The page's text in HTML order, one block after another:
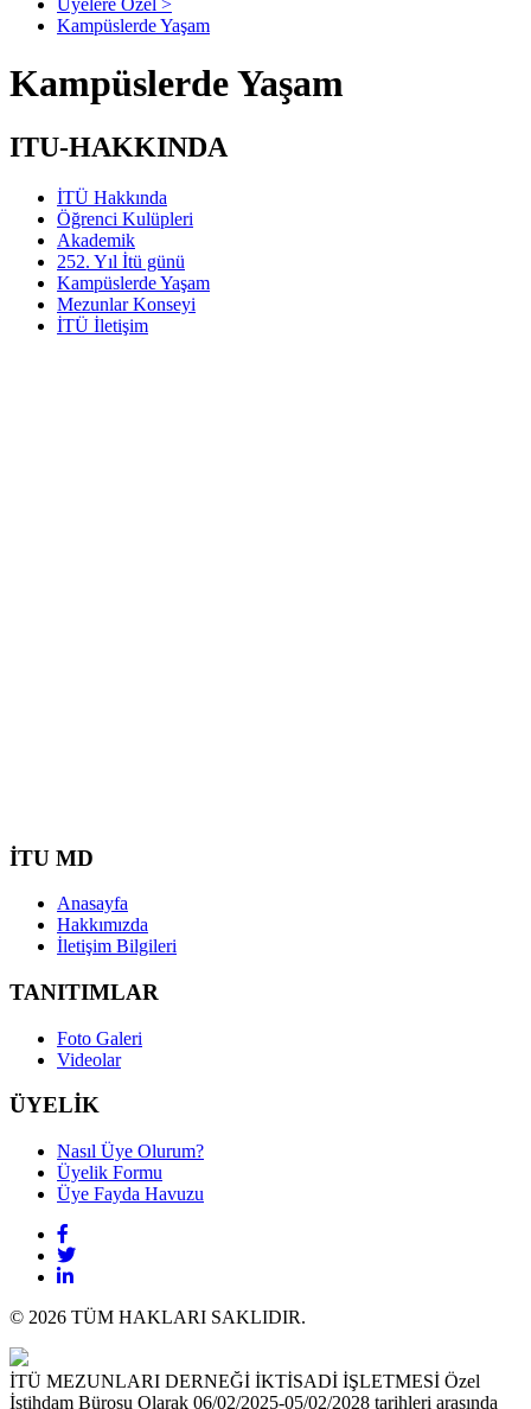
Üyelere Özel >
Kampüslerde Yaşam
Kampüslerde Yaşam
ITU-HAKKINDA
İTÜ Hakkında
Öğrenci Kulüpleri
Akademik
252. Yıl İtü günü
Kampüslerde Yaşam
Mezunlar Konseyi
İTÜ İletişim
İTU MD
Anasayfa
Hakkımızda
İletişim Bilgileri
TANITIMLAR
Foto Galeri
Videolar
ÜYELİK
Nasıl Üye Olurum?
Üyelik Formu
Üye Fayda Havuzu
© 2026 TÜM HAKLARI SAKLIDIR.
İTÜ MEZUNLARI DERNEĞİ İKTİSADİ İŞLETMESİ Özel
İstihdam Bürosu Olarak 06/02/2025-05/02/2028 tarihleri arasında